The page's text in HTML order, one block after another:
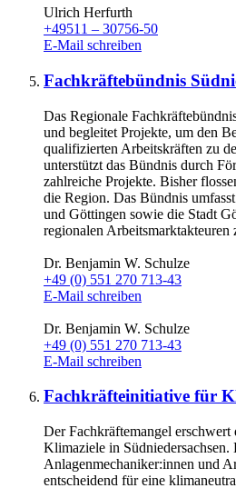
Ulrich Herfurth
+49511 – 30756-50
E-Mail schreiben
Fachkräftebündnis
Das Regionale
und begleitet Projekte, um den
qualifizierten Arbeitskräften zu
unterstützt das Bündnis durch
zahlreiche Projekte. Bisher
die Region. Das Bündnis
und Göttingen sowie die Stadt
regionalen Arbeitsmarktakteuren
Dr. Benjamin W. Schulze
+49 (0) 551 270 713-43
E-Mail schreiben
Dr. Benjamin W. Schulze
+49 (0) 551 270 713-43
E-Mail schreiben
Fachkräfteinitiative für
Der Fachkräftemangel
Klimaziele in
Anlagenmechaniker:innen und
entscheidend für eine